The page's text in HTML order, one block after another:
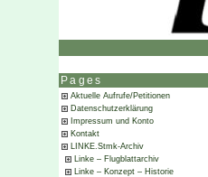
Pages
Aktuelle Aufrufe/Petitionen
Datenschutzerklärung
Impressum und Konto
Kontakt
LINKE.Stmk-Archiv
Linke – Flugblattarchiv
Linke – Konzept – Historie